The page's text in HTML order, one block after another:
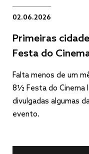
02.06.2026
Primeiras
Festa do
Falta menos de um
8½ Festa do Cinema
divulgadas algumas
evento.